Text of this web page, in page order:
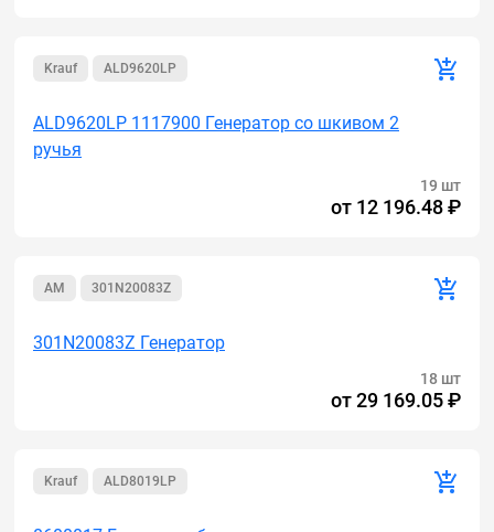
Krauf ALD9620LP
ALD9620LP 1117900 Генератор cо шкивом 2
ручья
19 шт
от 12 196.48 ₽
AM 301N20083Z
301N20083Z Генератор
18 шт
от29 169.05 ₽
Krauf ALD8019LP